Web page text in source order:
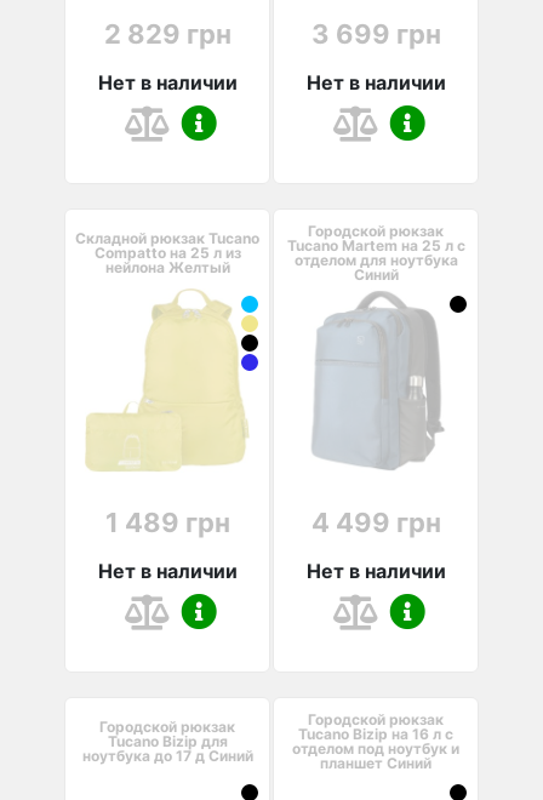
2 829 грн
Нет в наличии
3 699 грн
Нет в наличии
Складной рюкзак Tucano
Compatto на 25 л из
нейлона Желтый
1 489 грн
Нет в наличии
Городской рюкзак
Tucano Martem на 25 л с
отделом для ноутбука
Синий
4 499 грн
Нет в наличии
Городской рюкзак
Tucano Bizip для
ноутбука до 17 д Синий
Городской рюкзак
Tucano Bizip на 16 л с
отделом под ноутбук и
планшет Синий